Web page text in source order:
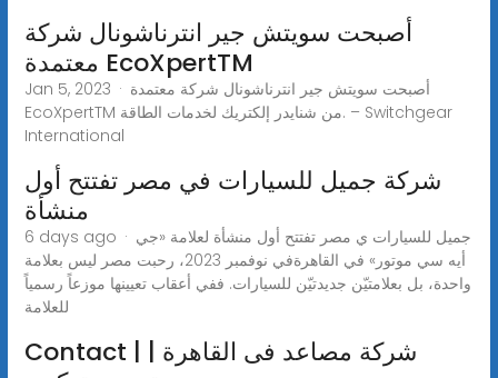
أصبحت سويتش جير انترناشونال شركة
معتمدة EcoXpertTM
Jan 5, 2023 · أصبحت سويتش جير انترناشونال شركة معتمدة
EcoXpertTM من شنايدر إلكتريك لخدمات الطاقة. – Switchgear
International
شركة جميل للسيارات في مصر تفتتح أول
منشأة
6 days ago · جميل للسيارات ي مصر تفتتح أول منشأة لعلامة «جي
أيه سي موتور» في القاهرةفي نوفمبر 2023، رحبت مصر ليس بعلامة
واحدة، بل بعلامتيّن جديدتيّن للسيارات. ففي أعقاب تعيينها موزعاً رسمياً
للعلامة
Contact | شركة مصاعد فى القاهرة |